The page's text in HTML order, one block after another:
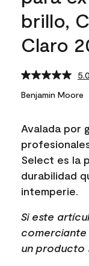
brillo,
Claro
5.0
Benjamin Moore
Avalada por
Select es la
durabilidad
intemperie.
Si este
comerciante
un producto